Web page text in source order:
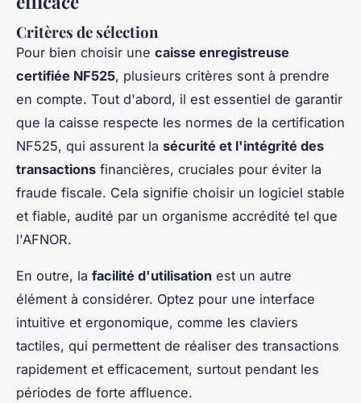
Critères de sélection
Pour bien choisir une caisse enregistreuse
certifiée NF525, plusieurs critères sont à prendre
en compte. Tout d'abord, il est essentiel de garantir
que la caisse respecte les normes de la certification
NF525, qui assurent la sécurité et l'intégrité des
transactions financières, cruciales pour éviter la
fraude fiscale. Cela signifie choisir un logiciel stable
et fiable, audité par un organisme accrédité tel que
l'AFNOR.
En outre, la facilité d'utilisation est un autre
élément à considérer. Optez pour une interface
intuitive et ergonomique, comme les claviers
tactiles, qui permettent de réaliser des transactions
rapidement et efficacement, surtout pendant les
périodes de forte affluence.